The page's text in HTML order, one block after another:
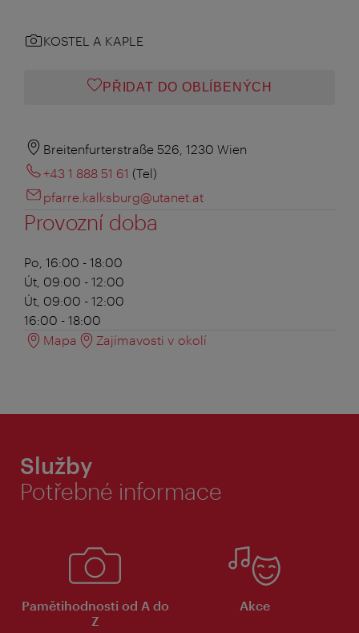
KOSTEL A KAPLE
PŘIDAT DO OBLÍBENÝCH
Breitenfurterstraße 526, 1230 Wien
+43 1 888 51 61 (Tel)
pfarre.kalksburg@utanet.at
Provozní doba
Po, 16:00 - 18:00
Út, 09:00 - 12:00
Út, 09:00 - 12:00
16:00 - 18:00
Mapa
Zajímavosti v okolí
Služby
Potřebné informace
Pamětihodnosti od A do
Z
Akce